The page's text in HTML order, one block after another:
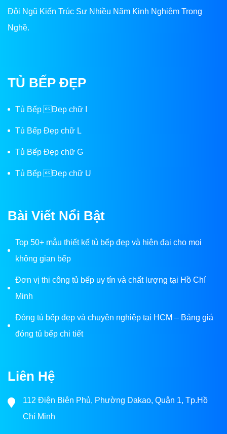
Đội Ngũ Kiến Trúc Sư Nhiều Năm Kinh Nghiệm Trong
Nghề.
TỦ BẾP ĐẸP
Tủ Bếp Đẹp chữ I
Tủ Bếp Đẹp chữ L
Tủ Bếp Đẹp chữ G
Tủ Bếp Đẹp chữ U
Bài Viết Nổi Bật
Top 50+ mẫu thiết kế tủ bếp đẹp và hiện đại cho mọi
không gian bếp
Đơn vị thi công tủ bếp uy tín và chất lượng tại Hồ Chí
Minh
Đóng tủ bếp đẹp và chuyên nghiệp tại HCM – Bảng giá
đóng tủ bếp chi tiết
Liên Hệ
112 Điện Biên Phủ, Phường Dakao, Quận 1, Tp.Hồ
Chí Minh